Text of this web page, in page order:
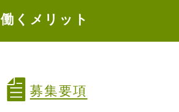
働くメリット
募集要項